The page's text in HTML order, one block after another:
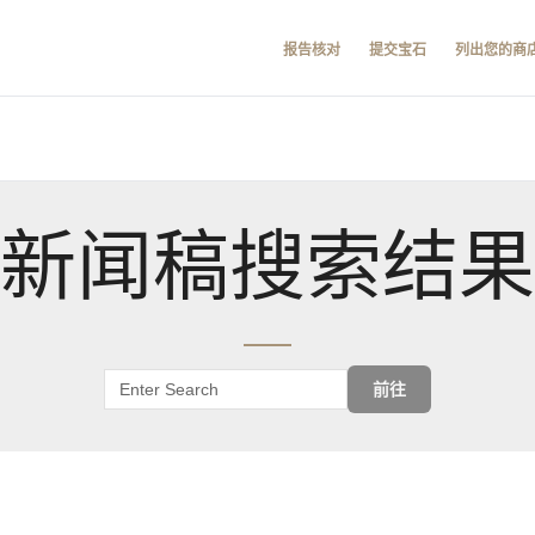
报告核对 提交宝石 列出您的商
新闻稿搜索结果
前往